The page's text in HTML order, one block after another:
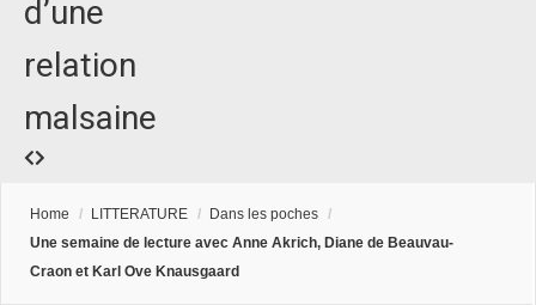
d’une
relation
malsaine
Home / LITTERATURE / Dans les poches /
Une semaine de lecture avec Anne Akrich, Diane de Beauvau-
Craon et Karl Ove Knausgaard